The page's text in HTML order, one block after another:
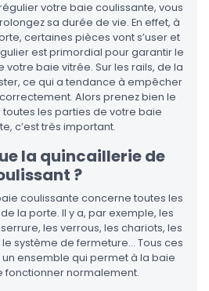
votre baie coulissante, vous
sa durée de vie. En effet, à
certaines pièces vont s’user et
est primordial pour garantir le
baie vitrée. Sur les rails, de la
ce qui a tendance à empêcher
Alors prenez bien le
les parties de votre baie
c’est très important.
la quincaillerie de
?
coulissante concerne toutes les
la porte. Il y a, par exemple, les
les verrous, les chariots, les
système de fermeture… Tous ces
ensemble qui permet à la baie
fonctionner normalement.